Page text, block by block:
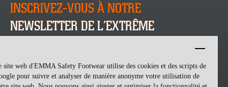
site web d'EMMA Safety Footwear utilise des cookies et des scripts de
pour suivre et analyser de manière anonyme votre utilisation de
INSCRIVEZ-VOUS À NOTRE
NEWSLETTER DE L’EXTRÊME